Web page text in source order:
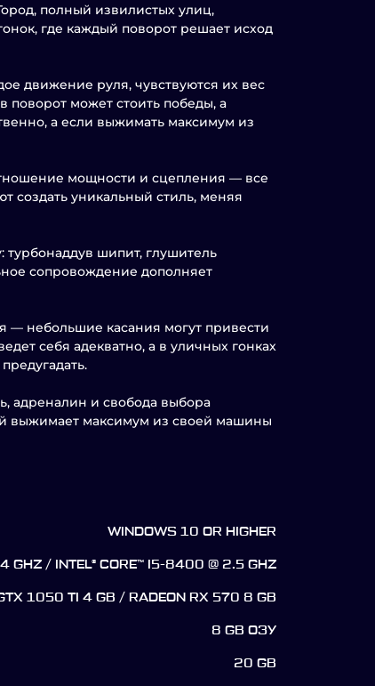
полный извилистых улиц,
где каждый поворот решает исход
движение руля, чувствуются их вес
может стоить победы, а
а если выжимать максимум из
мощности и сцепления — все
создать уникальный стиль, меняя
турбонаддув шипит, глушитель
сопровождение дополняет
— небольшие касания могут привести
себя адекватно, а в уличных гонках
адреналин и свобода выбора
выжимает максимум из своей машины
WINDOWS 10 OR HIGHER
GHZ / INTEL® CORE™ I5-8400 @ 2.5 GHZ
1050 TI 4 GB / RADEON RX 570 8 GB
8 GB ОЗУ
20 GB